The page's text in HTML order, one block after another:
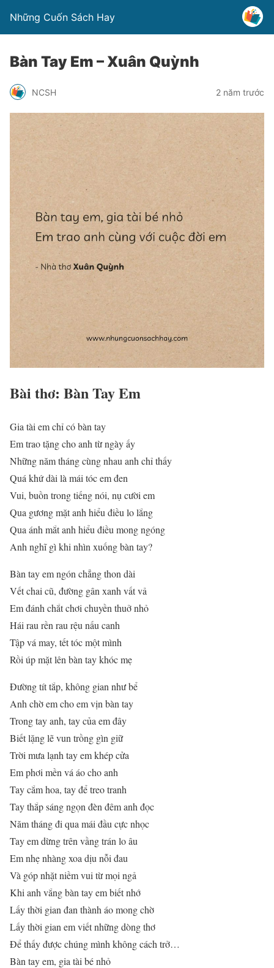
Những Cuốn Sách Hay
Bàn Tay Em – Xuân Quỳnh
NCSH 2 năm trước
Bài thơ: Bàn Tay Em
Gia tài em chỉ có bàn tay
Em trao tặng cho anh từ ngày ấy
Những năm tháng cùng nhau anh chỉ thấy
Quá khứ dài là mái tóc em đen
Vui, buồn trong tiếng nói, nụ cười em
Qua gương mặt anh hiểu điều lo lắng
Qua ánh mắt anh hiểu điều mong ngóng
Anh nghĩ gì khi nhìn xuống bàn tay?
Bàn tay em ngón chẳng thon dài
Vết chai cũ, đường gân xanh vất vả
Em đánh chắt chơi chuyền thuở nhỏ
Hái rau rền rau rệu nấu canh
Tập vá may, tết tóc một mình
Rồi úp mặt lên bàn tay khóc mẹ
Đường tít tắp, không gian như bể
Anh chờ em cho em vịn bàn tay
Trong tay anh, tay của em đây
Biết lặng lẽ vun trồng gìn giữ
Trời mưa lạnh tay em khép cửa
Em phơi mền vá áo cho anh
Tay cắm hoa, tay để treo tranh
Tay thắp sáng ngọn đèn đêm anh đọc
Năm tháng đi qua mái đầu cực nhọc
Tay em dừng trên vầng trán lo âu
Em nhẹ nhàng xoa dịu nỗi đau
Và góp nhặt niềm vui từ mọi ngả
Khi anh vắng bàn tay em biết nhớ
Lấy thời gian đan thành áo mong chờ
Lấy thời gian em viết những dòng thơ
Để thấy được chúng mình không cách trở…
Bàn tay em, gia tài bé nhỏ